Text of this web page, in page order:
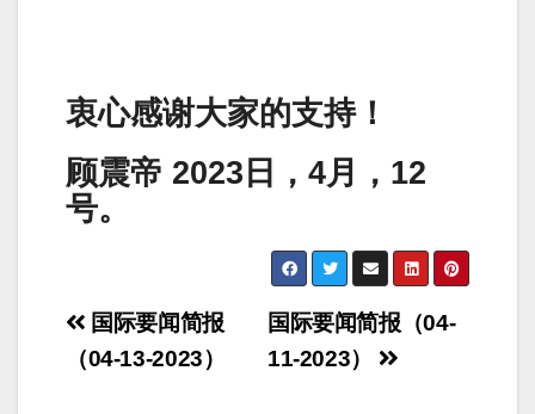
衷心感谢大家的支持！
顾震帝 2023日，4月，12
号。
Post
navigation
国际要闻简报（04-
11-2023）
国际要闻简报
（04-13-2023）